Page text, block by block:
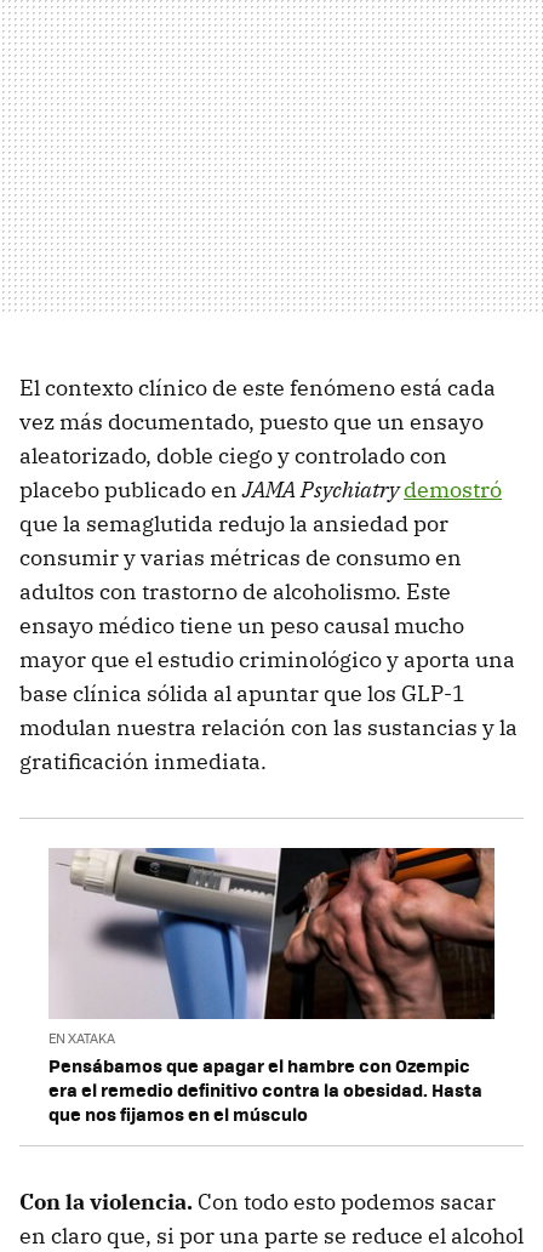
El contexto clínico de este fenómeno está cada
vez más documentado, puesto que un ensayo
aleatorizado, doble ciego y controlado con
placebo publicado enJAMA Psychiatry demostró
que la semaglutida redujo la ansiedad por
consumir y varias métricas de consumo en
adultos con trastorno de alcoholismo. Este
ensayo médico tiene un peso causal mucho
mayor que el estudio criminológico y aporta una
base clínica sólida al apuntar que los GLP-1
modulan nuestra relación con las sustancias y la
gratificación inmediata.
EN XATAKA
Pensábamos que apagar el hambre con Ozempic
era el remedio definitivo contra la obesidad. Hasta
que nos fijamos en el músculo
Con la violencia. Con todo esto podemos sacar
en claro que, si por una parte se reduce el alcohol